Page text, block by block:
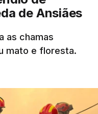
de Ansiães
as chamas
mato e floresta.